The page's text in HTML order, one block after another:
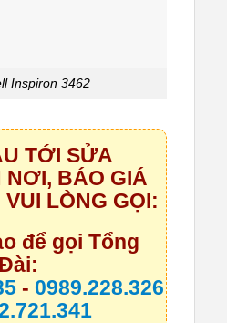
Inspiron 3462
TỚI SỬA
BÁO GIÁ
LÒNG GỌI:
để gọi Tổng
- 0989.228.326